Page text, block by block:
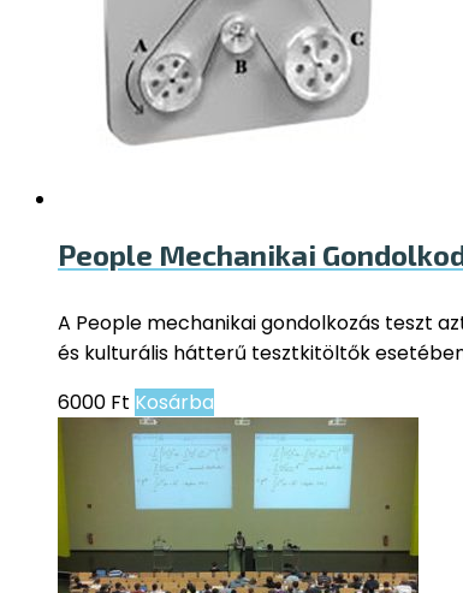
People Mechanikai
A People mechanikai gondolkozás teszt
és kulturális hátterű tesztkitöltők
6000 Ft Kosárba